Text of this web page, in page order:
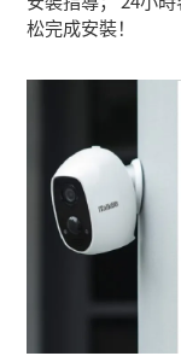
松完成安裝！